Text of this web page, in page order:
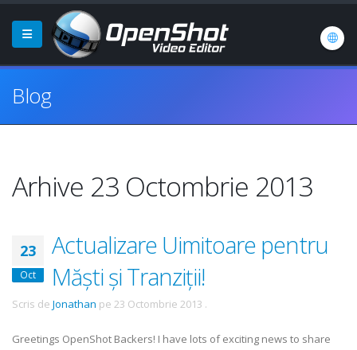
Blog
Arhive 23 Octombrie 2013
23
Oct
Actualizare Uimitoare pentru
Măști și Tranziții!
Scris de Jonathan pe 23 Octombrie 2013 .
Greetings OpenShot Backers! I have lots of exciting news to share